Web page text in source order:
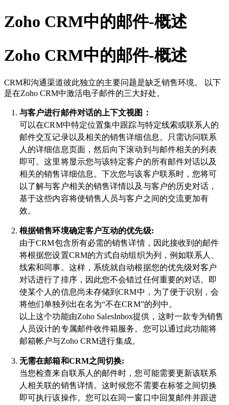
Zoho CRM中的邮件-概述
Zoho CRM中的邮件-概述
CRM和沟通渠道彼此独立的主要问题是缺乏销售环境。 以下
是在Zoho CRM中激活电子邮件的三大好处。
与客户进行邮件对话的上下文视图：
可以在CRM中特定位置集中跟踪与特定线索或联系人的
邮件交互记录以及相关的销售详细信息。只需访问联系
人的详细信息页面，然后向下滚动到与邮件相关的列表
即可。这里将显示您与该特定客户的所有邮件对话以及
相关的销售详细信息。下次您与该客户联系时，您将可
以了解与客户相关的销售详情以及与客户的历史对话，
基于这些内容将使销售人员与客户之间的交流更加有
效。
根据销售环境确定客户互动的优先级:
由于CRM包含所有必需的销售详情，因此接收到的邮件
将根据您设置CRM的方式自动组织为列，例如联系人、
线索和同事。这样，系统就自动根据您的优先级对客户
对话进行了排序，因此您不会错过任何重要的对话。即
使某个人的信息尚未存储到CRM中，为了便于识别，会
将他们单独列出在名为“不在CRM”的列中。
以上这个功能由Zoho SalesInbox提供，这时一款专为销售
人员设计的专属邮件收件箱服务。您可以通过此功能将
邮箱帐户与Zoho CRM进行集成。
无需在邮箱和CRM之间切换:
当您检查来自联系人的邮件时，您可能需要更新该联系
人相关联的销售详情。这时候您不需要在标签之间切换
即可执行该操作。您可以在同一窗口中回复邮件并跟进